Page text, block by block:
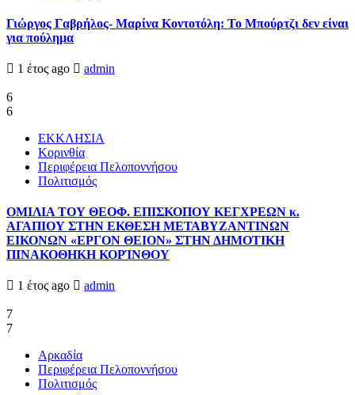
Γιώργος Γαβρήλος- Μαρίνα Κοντοτόλη: Το Μπούρτζι δεν είναι
για πούλημα
1 έτος ago admin
6
6
ΕΚΚΛΗΣΙΑ
Κορινθία
Περιφέρεια Πελοποννήσου
Πολιτισμός
ΟΜΙΛΙΑ ΤΟΥ ΘΕΟΦ. ΕΠΙΣΚΟΠΟΥ ΚΕΓΧΡΕΩΝ κ.
ΑΓΑΠΙΟΥ ΣΤΗΝ ΕΚΘΕΣΗ ΜΕΤΑΒΥΖΑΝΤΙΝΩΝ
ΕΙΚΟΝΩΝ «ΕΡΓΟΝ ΘΕΙΟΝ» ΣΤΗΝ ΔΗΜΟΤΙΚΗ
ΠΙΝΑΚΟΘΗΚΗ ΚΟΡΊΝΘΟΥ
1 έτος ago admin
7
7
Αρκαδία
Περιφέρεια Πελοποννήσου
Πολιτισμός